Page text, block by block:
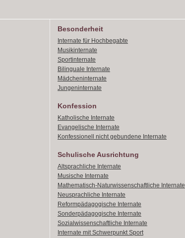
Besonderheit
Internate für Hochbegabte
Musikinternate
Sportinternate
Bilinguale Internate
Mädcheninternate
Jungeninternate
Konfession
Katholische Internate
Evangelische Internate
Konfessionell nicht gebundene Internate
Schulische Ausrichtung
Altsprachliche Internate
Musische Internate
Mathematisch-Naturwissenschaftliche Internate
Neusprachliche Internate
Reformpädagogische Internate
Sonderpädagogische Internate
Sozialwissenschaftliche Internate
Internate mit Schwerpunkt Sport